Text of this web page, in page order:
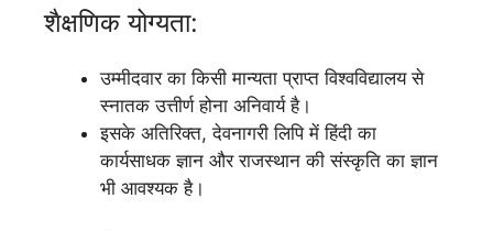
शैक्षणिक योग्यता:
उम्मीदवार का किसी मान्यता प्राप्त विश्वविद्यालय से
स्नातक उत्तीर्ण होना अनिवार्य है।
इसके अतिरिक्त, देवनागरी लिपि में हिंदी का
कार्यसाधक ज्ञान और राजस्थान की संस्कृति का ज्ञान
भी आवश्यक है।